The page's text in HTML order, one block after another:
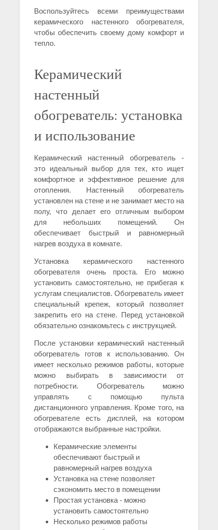
Воспользуйтесь всеми преимуществами
керамического настенного обогревателя,
чтобы обеспечить своему дому комфорт и
тепло.
Керамический
настенный
обогреватель: установка
и использование
Керамический настенный обогреватель -
это идеальный выбор для тех, кто ищет
комфортное и эффективное решение для
отопления. Настенный обогреватель
установлен на стене и не занимает место на
полу, что делает его отличным выбором
для небольших помещений. Он
обеспечивает быстрый и равномерный
нагрев воздуха в комнате.
Установка керамического настенного
обогревателя очень проста. Его можно
установить самостоятельно, не прибегая к
услугам специалистов. Обогреватель имеет
специальный крепеж, который позволяет
закрепить его на стене. Перед установкой
обязательно ознакомьтесь с инструкцией.
После установки керамический настенный
обогреватель готов к использованию. Он
имеет несколько режимов работы, которые
можно выбирать в зависимости от
потребности. Обогреватель можно
управлять с помощью пульта
дистанционного управления. Кроме того, на
обогревателе есть дисплей, на котором
отображаются выбранные настройки.
Керамические элементы
обеспечивают быстрый и
равномерный нагрев воздуха
Установка на стене позволяет
сэкономить место в помещении
Простая установка - можно
установить самостоятельно
Несколько режимов работы